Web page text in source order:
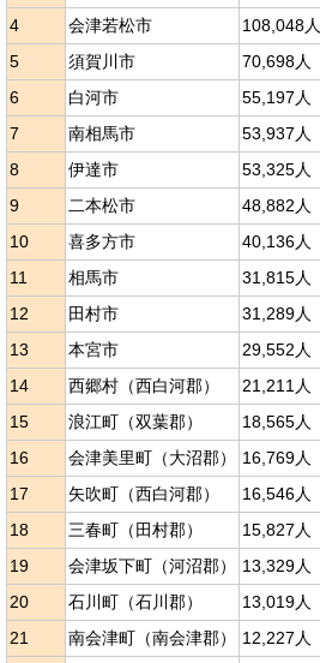
4
会津若松市 108,048人
5
須賀川市 70,698人
6
白河市 55,197人
7
南相馬市 53,937人
8
伊達市 53,325人
9
二本松市 48,882人
10
喜多方市 40,136人
11
相馬市 31,815人
12
田村市 31,289人
13
本宮市 29,552人
14
西郷村（西白河郡） 21,211人
15
浪江町（双葉郡） 18,565人
16
会津美里町（大沼郡） 16,769人
17
矢吹町（西白河郡） 16,546人
18
三春町（田村郡） 15,827人
19
会津坂下町（河沼郡） 13,329人
20
石川町（石川郡） 13,019人
21
南会津町（南会津郡） 12,227人